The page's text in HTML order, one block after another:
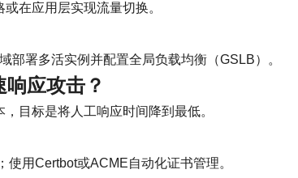
在应用层实现流量切换。
署多活实例并配置全局负载均衡（GSLB）。
响应攻击？
目标是将人工响应时间降到最低。
用Certbot或ACME自动化证书管理。